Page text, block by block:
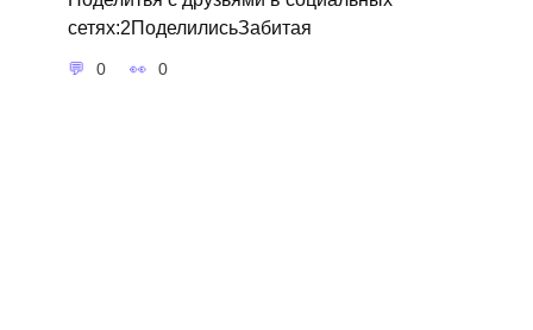
сетях:2ПоделилисьЗабитая
0 0